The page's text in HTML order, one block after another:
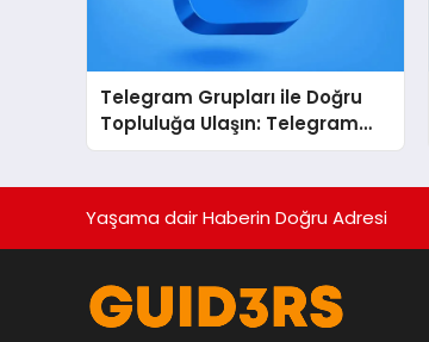
Telegram Grupları ile Doğru
Topluluğa Ulaşın: Telegram
Grup Arayanların İşini
Yaşama dair Haberin Doğru Adresi